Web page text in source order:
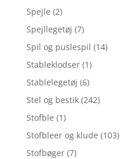
Spejle (2)
Spejllegetøj (7)
Spil og puslespil (14)
Stableklodser (1)
Stablelegetøj (6)
Stel og bestik (242)
Stofble (1)
Stofbleer og klude (103)
Stofbøger (7)